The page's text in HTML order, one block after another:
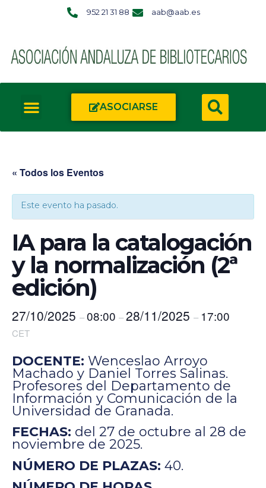
952 21 31 88 aab@aab.es
ASOCIARSE
« Todos los Eventos
Este evento ha pasado.
IA para la catalogación
y la normalización (2ª
edición)
27/10/2025 –08:00 –28/11/2025 – 17:00
CET
DOCENTE: Wenceslao Arroyo
Machado y Daniel Torres Salinas.
Profesores del Departamento de
Información y Comunicación de la
Universidad de Granada.
FECHAS: del 27 de octubre al 28 de
noviembre de 2025.
NÚMERO DE PLAZAS: 40.